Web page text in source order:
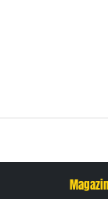
Magazin